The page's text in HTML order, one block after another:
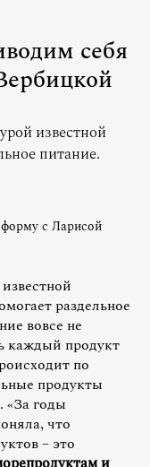
себя
известной
питание.
с Ларисой
раздельное
вовсе не
каждый продукт
по
продукты
«За годы
что
– это